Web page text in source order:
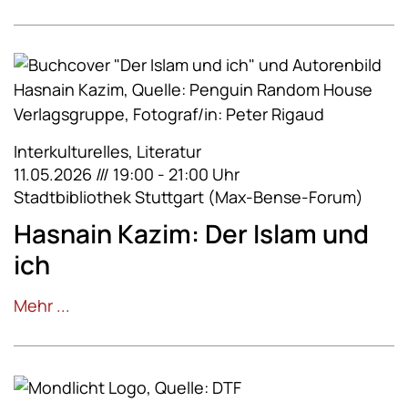
Interkulturelles, Literatur
11.05.2026 /// 19:00 - 21:00 Uhr
Stadtbibliothek Stuttgart (Max-Bense-Forum)
Hasnain Kazim: Der Islam und
ich
Mehr ...